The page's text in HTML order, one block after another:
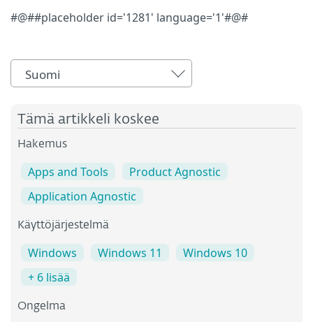
#@##placeholder id='1281' language='1'#@#
Suomi
Tämä artikkeli koskee
Hakemus
Apps and Tools
Product Agnostic
Application Agnostic
Käyttöjärjestelmä
Windows Windows 11
Windows 10
+ 6 lisää
Ongelma